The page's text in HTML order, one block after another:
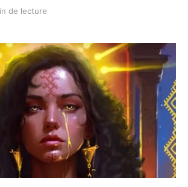
loin" mais j'avoue que les textes
de lecture